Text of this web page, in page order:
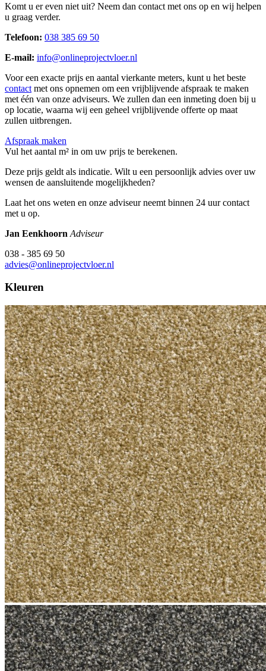
Komt u er even niet uit? Neem dan contact met ons op en wij helpen
u graag verder.
Telefoon: 038 385 69 50
E-mail: info@onlineprojectvloer.nl
Voor een exacte prijs en aantal vierkante meters, kunt u het beste
contact met ons opnemen om een vrijblijvende afspraak te maken
met één van onze adviseurs. We zullen dan een inmeting doen bij u
op locatie, waarna wij een geheel vrijblijvende offerte op maat
zullen uitbrengen.
Afspraak maken
Vul het aantal m² in om uw prijs te berekenen.
Deze prijs geldt als indicatie. Wilt u een persoonlijk advies over uw
wensen de aansluitende mogelijkheden?
Laat het ons weten en onze adviseur neemt binnen 24 uur contact
met u op.
Jan Eenkhoorn Adviseur
038 - 385 69 50
advies@onlineprojectvloer.nl
Kleuren